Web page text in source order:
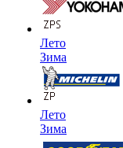
Лето
Зима
Лето
Зима